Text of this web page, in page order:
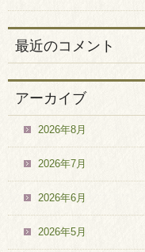
最近のコメント
アーカイブ
2026年8月
2026年7月
2026年6月
2026年5月